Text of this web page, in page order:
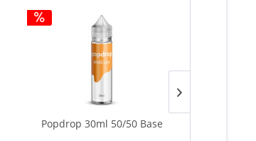
Popdrop 30ml 50/50 Base